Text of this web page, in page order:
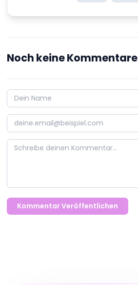
Noch keine Kommentare
Kommentar Veröffentlichen